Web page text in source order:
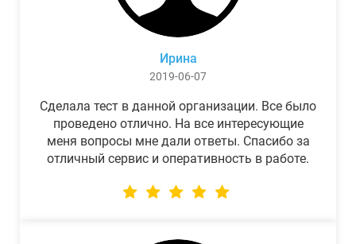
Ирина
2019-06-07
Сделала тест в данной организации. Все было
проведено отлично. На все интересующие
меня вопросы мне дали ответы. Спасибо за
отличный сервис и оперативность в работе.